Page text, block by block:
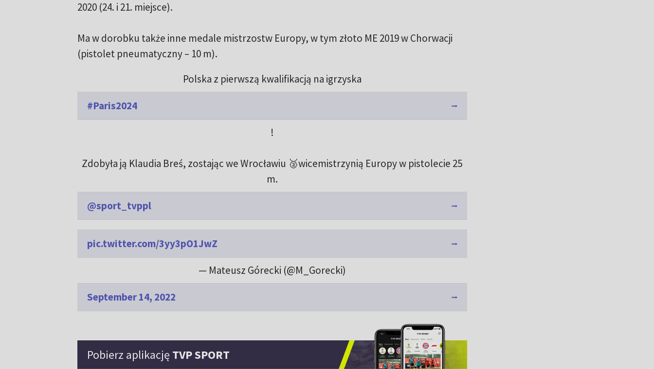
2020 (24. i 21. miejsce).
Ma w dorobku także inne medale mistrzostw Europy, w tym złoto ME 2019 w Chorwacji
(pistolet pneumatyczny – 10 m).
Polska z pierwszą kwalifikacją na igrzyska
#Paris2024
!
Zdobyła ją Klaudia Breś, zostając we Wrocławiu 🥈wicemistrzynią Europy w pistolecie 25
m.
@sport_tvppl
pic.twitter.com/3yy3pO1JwZ
— Mateusz Górecki (@M_Gorecki)
September 14, 2022
Pobierz aplikację TVP SPORT